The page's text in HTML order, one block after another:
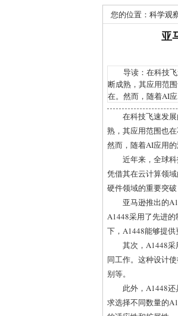
您的位置： 科学观
亚
导读：在科技飞
断成熟，其应用范
在。然而，随着AI应
在科技飞速发
熟，其应用范围也
然而，随着AI应用
近年来，全球
凭借其在云计算领
硬件领域的重要突
亚马逊推出的
A1448采用了先进
下，A1448能够提供
其次，A1448采
同工作。这种设计
别等。
此外，A1448
求选择不同数量的